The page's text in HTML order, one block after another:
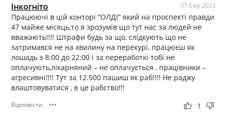
Інкогніто 31 Сер 2023
Працюючі в цій конторі “ОЛДІ” який на проспекті правди
47 майже місяць,то я зрозумів що тут нас за людей не
вважають!!!! Штрафи будь за що, слідкують що не
затримався не на хвилину на перекурі, працюєш як
лошадь з 8:00 до 22:00 і за переработкі тобі не
оплачують,лікарняний – не оплачується , працівники –
агресивні!!!! Тут за 12.500 пашиш як раб!!!! Не раджу
влаштовуватися , в це рабство!!!
Відповісти ••• thumb_up thumb_down
1